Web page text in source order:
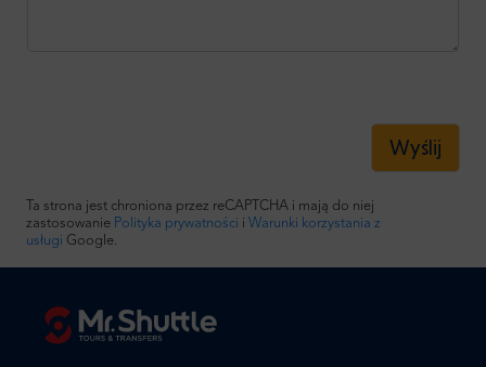
Wyślij
Ta strona jest chroniona przez reCAPTCHA i mają do niej
zastosowanie Polityka prywatności i Warunki korzystania z
usługi Google.